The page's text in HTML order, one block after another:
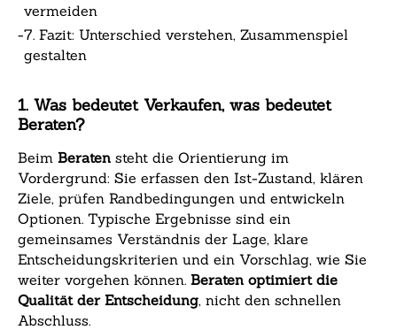
vermeiden
-7. Fazit: Unterschied verstehen, Zusammenspiel
gestalten
1. Was bedeutet Verkaufen, was bedeutet
Beraten?
Beim Beratensteht die Orientierung im
Vordergrund: Sie erfassen den Ist-Zustand, klären
Ziele, prüfen Randbedingungen und entwickeln
Optionen. Typische Ergebnisse sind ein
gemeinsames Verständnis der Lage, klare
Entscheidungskriterien und ein Vorschlag, wie Sie
weiter vorgehen können. Beraten optimiert die
Qualität der Entscheidung, nicht den schnellen
Abschluss.